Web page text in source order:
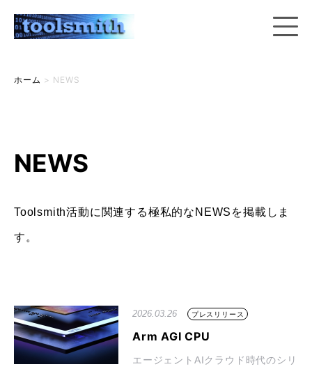
ホーム > NEWS
NEWS
Toolsmith活動に関連する極私的なNEWSを掲載しま
す。
2026.03.26 プレスリリース
Arm AGI CPU
エージェントAIクラウド時代のシリ